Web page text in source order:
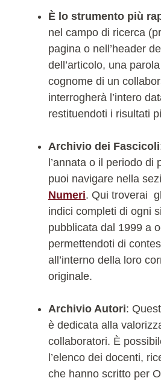
È lo strumento più
nel campo di ricerca
pagina o nell’header
dell’articolo, una
cognome di un
interrogherà l’intero
restituendoti i risultati
Archivio dei Fascicoli
l’annata o il periodo di
puoi navigare nella
Numeri. Qui troverai
indici completi di ogni
pubblicata dal 1999 a
permettendoti di
all’interno della loro
originale.
Archivio Autori:
è dedicata alla
collaboratori. È
l’elenco dei docenti,
che hanno scritto per